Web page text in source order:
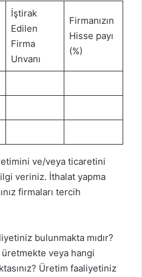
İştirak
Edilen
Firma
Unvanı
Firmanızın
Hisse payı
(%)
ve/veya ticaretini
veriniz. İthalat yapma
firmaları tercih
bulunmakta mıdır?
veya hangi
Üretim faaliyetiniz